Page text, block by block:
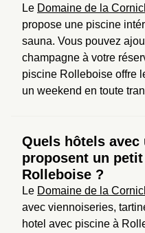
Le Domaine de la
propose une piscine
sauna. Vous pouvez
champagne à votre
piscine Rolleboise offre
un weekend en toute
Quels hôtels avec
proposent un
Rolleboise ?
Le Domaine de la
avec viennoiseries,
hotel avec piscine à